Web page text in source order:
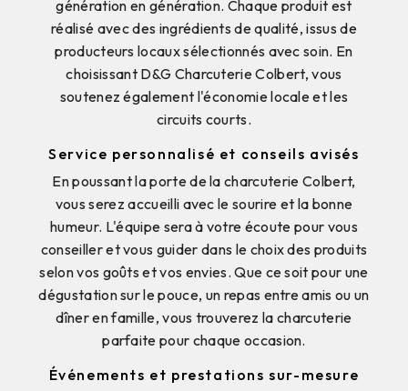
génération en génération. Chaque produit est
réalisé avec des ingrédients de qualité, issus de
producteurs locaux sélectionnés avec soin. En
choisissant D&G Charcuterie Colbert, vous
soutenez également l'économie locale et les
circuits courts.
Service personnalisé et conseils avisés
En poussant la porte de la charcuterie Colbert,
vous serez accueilli avec le sourire et la bonne
humeur. L'équipe sera à votre écoute pour vous
conseiller et vous guider dans le choix des produits
selon vos goûts et vos envies. Que ce soit pour une
dégustation sur le pouce, un repas entre amis ou un
dîner en famille, vous trouverez la charcuterie
parfaite pour chaque occasion.
Événements et prestations sur-mesure